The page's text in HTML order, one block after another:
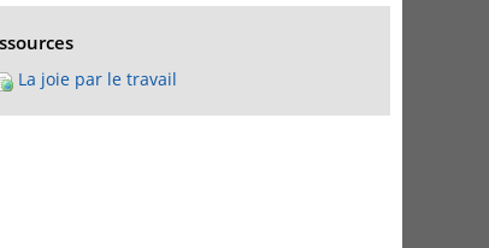
La joie par le travail